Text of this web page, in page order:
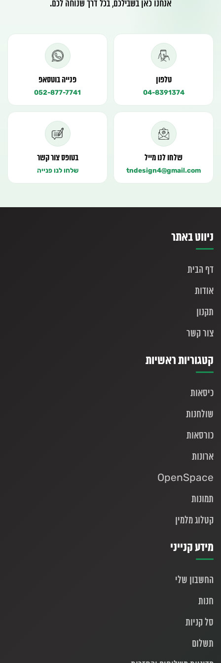
אנחנו כאן בשבילכם, בכל דרך שנוחה לכם.
טלפון
04-8391374
פנייה בוטסאפ
052-877-7741
שלחו לנו מייל
tndesign4@gmail.com
בטופס צור קשר
שלחו לנו פנייה
ניווט באתר
דף הבית
אודות
תקנון
צור קשר
קטגוריות ראשיות
כיסאות
שולחנות
כורסאות
ארונות
OpenSpace
תמונות
קטלוג מלמין
מידע קנייני
החשבון שלי
חנות
סל קניות
תשלום